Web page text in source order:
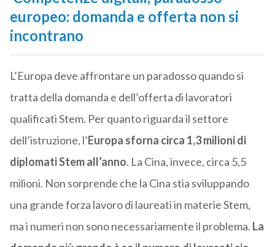
europeo: domanda e offerta non si
incontrano
L’Europa deve affrontare un paradosso quando si
tratta della domanda e dell’offerta di lavoratori
qualificati Stem. Per quanto riguarda il settore
dell’istruzione, l’Europa sforna circa 1,3 milioni di
diplomati Stem all’anno. La Cina, invece, circa 5,5
milioni. Non sorprende che la Cina stia sviluppando
una grande forza lavoro di laureati in materie Stem,
ma i numeri non sono necessariamente il problema. La